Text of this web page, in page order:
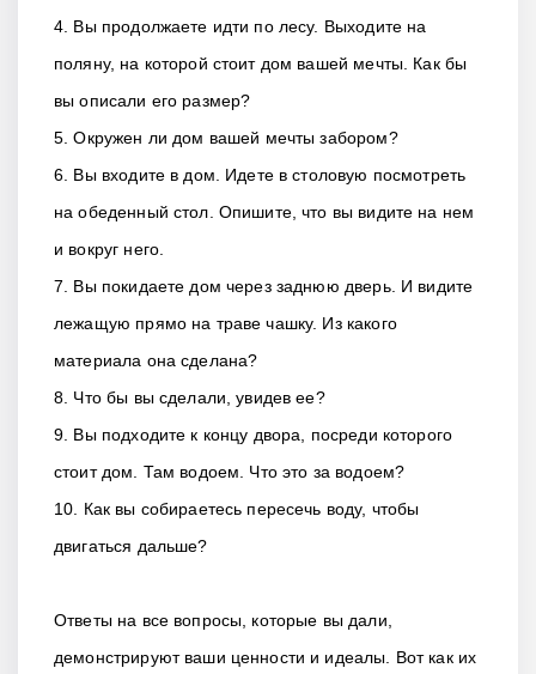
4. Вы продолжаете идти по лесу. Выходите на
поляну, на которой стоит дом вашей мечты. Как бы
вы описали его размер?
5. Окружен ли дом вашей мечты забором?
6. Вы входите в дом. Идете в столовую посмотреть
на обеденный стол. Опишите, что вы видите на нем
и вокруг него.
7. Вы покидаете дом через заднюю дверь. И видите
лежащую прямо на траве чашку. Из какого
материала она сделана?
8. Что бы вы сделали, увидев ее?
9. Вы подходите к концу двора, посреди которого
стоит дом. Там водоем. Что это за водоем?
10. Как вы собираетесь пересечь воду, чтобы
двигаться дальше?
Ответы на все вопросы, которые вы дали,
демонстрируют ваши ценности и идеалы. Вот как их